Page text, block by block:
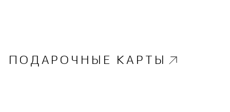
ПОДАРОЧНЫЕ КАРТЫ